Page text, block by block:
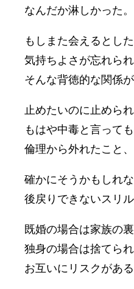
なんだか淋しかった。
もしまた会えるとし
気持ちよさが忘れら
そんな背徳的な関係
止めたいのに止められ
もはや中毒と言って
倫理から外れたこと
確かにそうかもしれ
後戻りできないスリル
既婚の場合は家族の
独身の場合は捨てら
お互いにリスクがあ